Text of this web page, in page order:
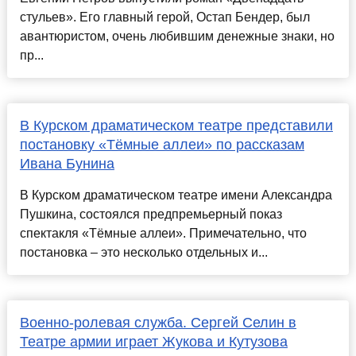
стульев». Его главный герой, Остап Бендер, был
авантюристом, очень любившим денежные знаки, но
пр...
В Курском драматическом театре представили
постановку «Тёмные аллеи» по рассказам
Ивана Бунина
В Курском драматическом театре имени Александра
Пушкина, состоялся предпремьерный показ
спектакля «Тёмные аллеи». Примечательно, что
постановка – это несколько отдельных и...
Военно-ролевая служба. Сергей Селин в
Театре армии играет Жукова и Кутузова